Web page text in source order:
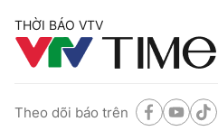
THỜI BÁO VTV
Theo dõi báo trên